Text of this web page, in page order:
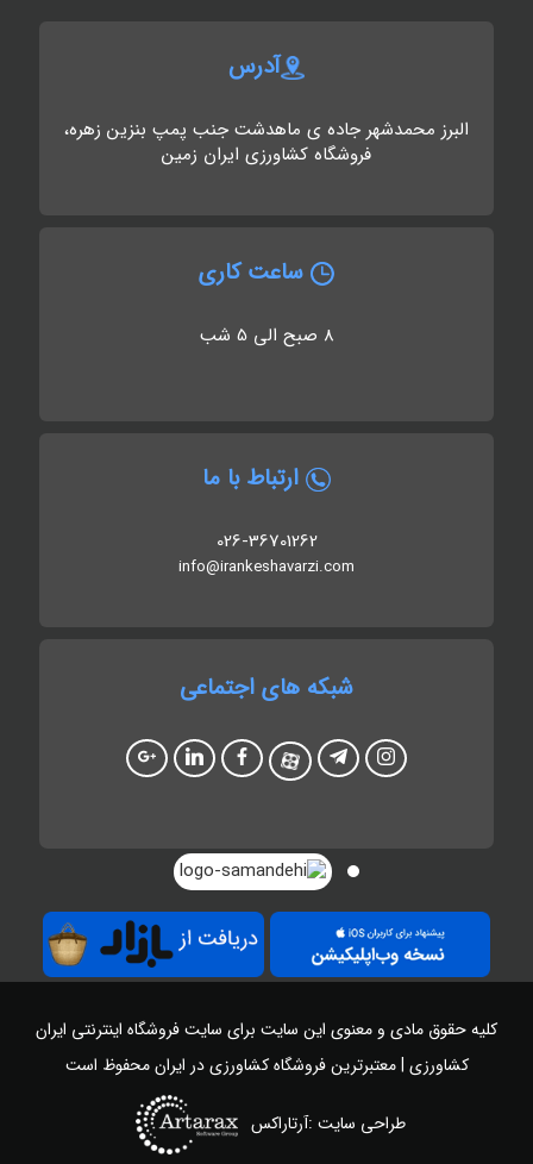
آدرس
البرز محمدشهر جاده ی ماهدشت جنب پمپ بنزین زهره،
فروشگاه کشاورزی ایران زمین
ساعت کاری
8 صبح الی 5 شب
ارتباط با ما
026-36701262
info@irankeshavarzi.com
شبکه های اجتماعی
کلیه حقوق مادی و معنوی این سایت برای سایتفروشگاه اینترنتی ایران
کشاورزی | معتبرترین فروشگاه کشاورزی در ایرانمحفوظ است
طراحی سایت :آرتاراکس